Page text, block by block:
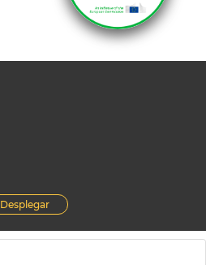
Desplegar